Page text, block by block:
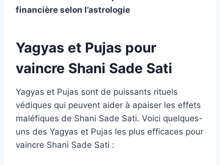
financière selon l’astrologie
Yagyas et Pujas pour
vaincre Shani Sade Sati
Yagyas et Pujas sont de puissants rituels
védiques qui peuvent aider à apaiser les effets
maléfiques de Shani Sade Sati. Voici quelques-
uns des Yagyas et Pujas les plus efficaces pour
vaincre Shani Sade Sati :